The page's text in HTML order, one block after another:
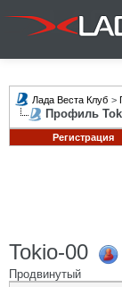
Лада Веста Клуб >
Профиль
Регистрация
Tokio-00
Продвинутый